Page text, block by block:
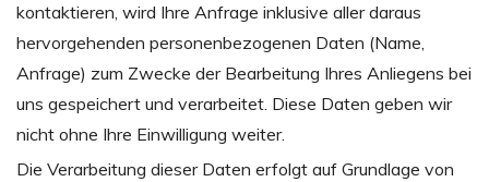
kontaktieren, wird Ihre Anfrage inklusive aller daraus
hervorgehenden personenbezogenen Daten (Name,
Anfrage) zum Zwecke der Bearbeitung Ihres Anliegens bei
uns gespeichert und verarbeitet. Diese Daten geben wir
nicht ohne Ihre Einwilligung weiter.
Die Verarbeitung dieser Daten erfolgt auf Grundlage von